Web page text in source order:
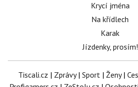
Krycí jména
Na křídlech
Karak
Jízdenky, prosím!
Tiscali.cz | Zprávy| Sport | Ženy|